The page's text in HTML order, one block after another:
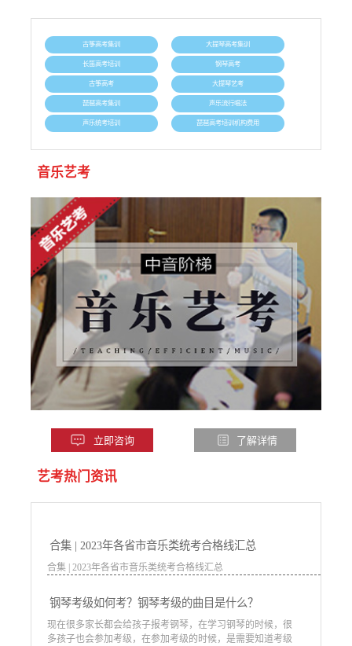
古筝高考集训 大提琴高考集训
长笛高考培训 钢琴高考
古筝高考 大提琴艺考
琵琶高考集训 声乐流行唱法
声乐统考培训 琵琶高考培训机构费用
音乐艺考
立即咨询 了解详情
艺考热门资讯
合集 | 2023年各省市音乐类统考合格线汇总
合集 | 2023年各省市音乐类统考合格线汇总
钢琴考级如何考？钢琴考级的曲目是什么？
现在很多家长都会给孩子报考钢琴，在学习钢琴的时候，很
多孩子也会参加考级，在参加考级的时候，是需要知道考级